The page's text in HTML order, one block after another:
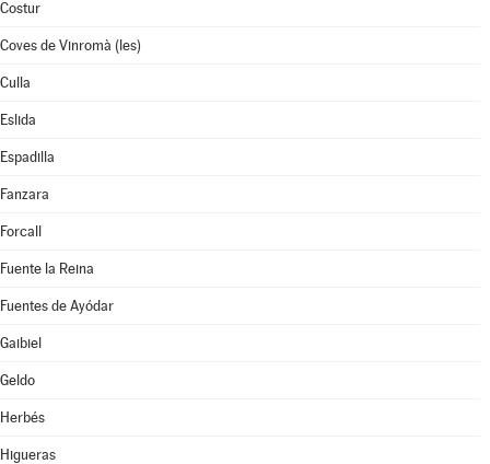
Costur
Coves de Vinromà (les)
Culla
Eslida
Espadilla
Fanzara
Forcall
Fuente la Reina
Fuentes de Ayódar
Gaibiel
Geldo
Herbés
Higueras